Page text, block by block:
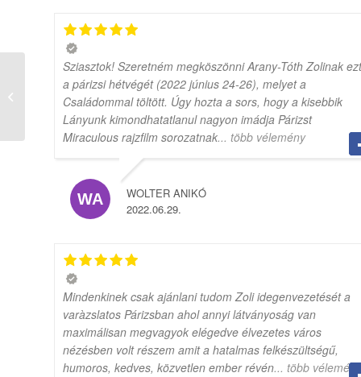
Sziasztok! Szeretném megköszönni Arany-Tóth Zolinak ezt
a párizsi hétvégét (2022 június 24-26), melyet a
Családommal töltött. Úgy hozta a sors, hogy a kisebbik
Lányunk kimondhatatlanul nagyon imádja Párizst
Miraculous rajzfilm sorozatnak... több vélemény
WOLTER ANIKÓ
2022.06.29.
Mindenkinek csak ajánlani tudom Zoli idegenvezetését a
varàzslatos Párizsban ahol annyi látványoság van
maximálisan megvagyok elégedve élvezetes város
nézésben volt részem amit a hatalmas felkészültségű,
humoros, kedves, közvetlen ember révén... több vélemény
Ismerkedés Párizzsal
– félnapos
idegenvezetés